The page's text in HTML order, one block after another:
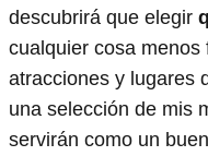
descubrirá que elegir
cualquier cosa
atracciones y lugares
una selección de mis
servirán como un